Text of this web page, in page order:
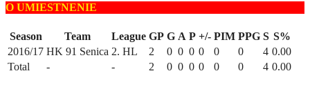
O UMIESTNENIE
Season Team League GP G A P +/- PIM PPG S S%
2016/17 HK 91 Senica 2. HL 2 0 0 0 0 0 0 4 0.00
Total
- - 2 0 0 0 0 0 0 4 0.00